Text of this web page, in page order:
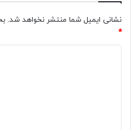
نشانی ایمیل شما منتشر نخواهد شد.
*